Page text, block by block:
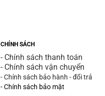
CHÍNH SÁCH
- Chính sách thanh toán
- Chính sách vận chuyển
- Chính sách bảo hành - đổi trả
- Chính sách bảo mật